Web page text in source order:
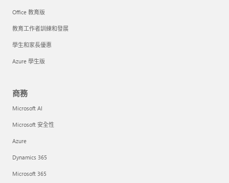
Office 教育版
教育工作者訓練和發展
學生和家長優惠
Azure 學生版
商務
Microsoft AI
Microsoft 安全性
Azure
Dynamics 365
Microsoft 365